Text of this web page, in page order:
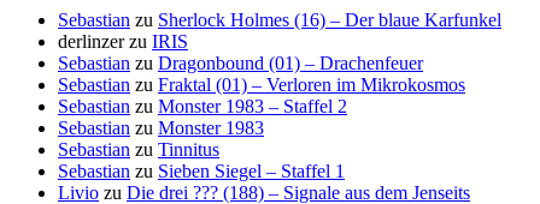
Sebastian zu Sherlock Holmes (16) – Der blaue Karfunkel
derlinzerzu IRIS
Sebastian zu Dragonbound (01) – Drachenfeuer
Sebastian zu Fraktal (01) – Verloren im Mikrokosmos
Sebastian zu Monster 1983 – Staffel 2
Sebastian zu Monster 1983
Sebastian zu Tinnitus
Sebastian zu Sieben Siegel – Staffel 1
Livio zu Die drei ??? (188) – Signale aus dem Jenseits